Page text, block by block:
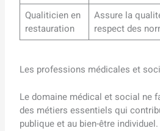
Qualiticien en
restauration
Assure la
respect des
Les professions médicales et
Le domaine médical et social ne
des métiers essentiels qui
publique et au bien-être individuel.